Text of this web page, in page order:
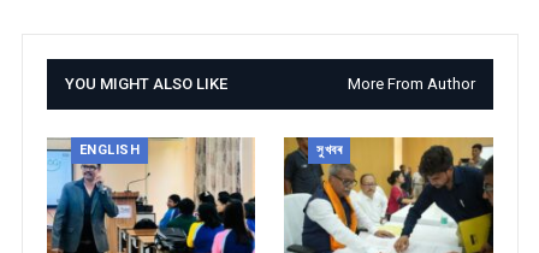
YOU MIGHT ALSO LIKE More From Author
ENGLISH সুখবৰ